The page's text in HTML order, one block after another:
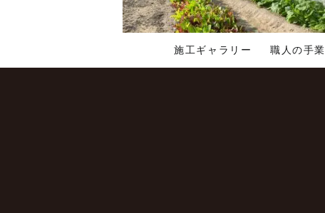
こんにちは。 &nb…
Read More »
施工ギャラリー 職人の手業